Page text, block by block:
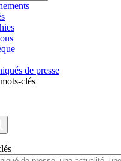
de presse
clés